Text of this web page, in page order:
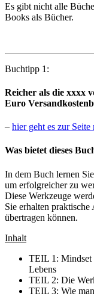
Es gibt nicht alle
Books als Bücher.
Buchtipp 1:
Reicher als die xxxx
Euro
– hier geht es zur
Was bietet dieses
In dem Buch lernen
um erfolgreicher zu
Diese Werkzeuge
Sie erhalten
übertragen können.
Inhalt
TEIL 1: Mindset
Lebens
TEIL 2: Die
TEIL 3: Wie